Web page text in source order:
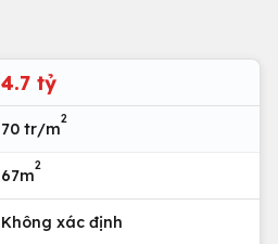
4.7 tỷ
70 tr/m
2
67m
2
Không xác định